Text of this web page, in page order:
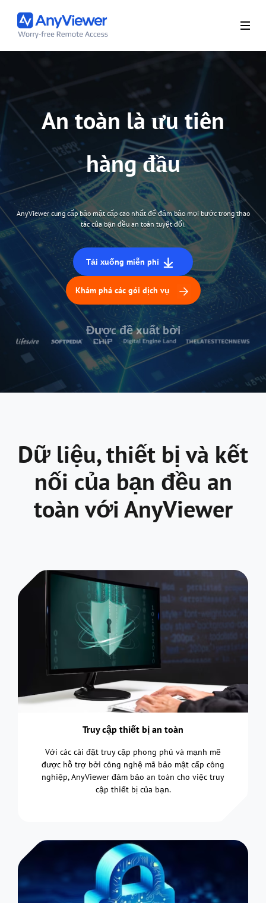
An toàn là ưu tiên
hàng đầu
AnyViewer cung cấp bảo mật cấp cao nhất để đảm bảo mọi bước trong thao
tác của bạn đều an toàn tuyệt đối.
Tải xuống miễn phí
Khám phá các gói dịch vụ
Được đề xuất bởi
Dữ liệu, thiết bị và kết
nối của bạn đều an
toàn với AnyViewer
Truy cập thiết bị an toàn
Với các cài đặt truy cập phong phú và mạnh mẽ
được hỗ trợ bởi công nghệ mã bảo mật cấp công
nghiệp, AnyViewer đảm bảo an toàn cho việc truy
cập thiết bị của bạn.